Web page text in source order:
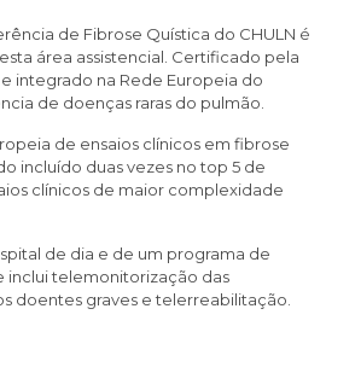
de Fibrose Quística do CHULN é
área assistencial. Certificado pela
integrado na Rede Europeia do
de doenças raras do pulmão.
de ensaios clínicos em fibrose
incluído duas vezes no top 5 de
clínicos de maior complexidade
de dia e de um programa de
inclui telemonitorização das
doentes graves e telerreabilitação.